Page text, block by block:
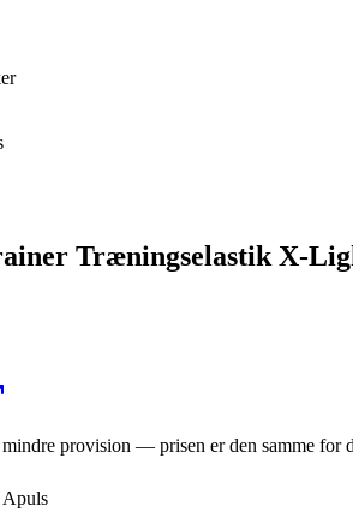
Træningselastik X-
provision — prisen er den samme for
Apuls